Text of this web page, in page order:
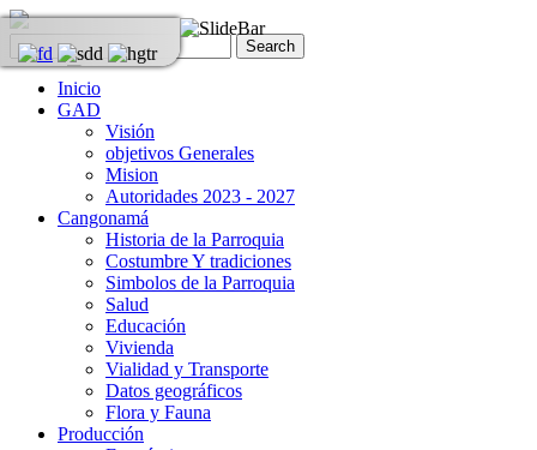
Inicio
GAD
Visión
objetivos Generales
Mision
Autoridades 2023 - 2027
Cangonamá
Historia de la Parroquia
Costumbre Y tradiciones
Simbolos de la Parroquia
Salud
Educación
Vivienda
Vialidad y Transporte
Datos geográficos
Flora y Fauna
Producción